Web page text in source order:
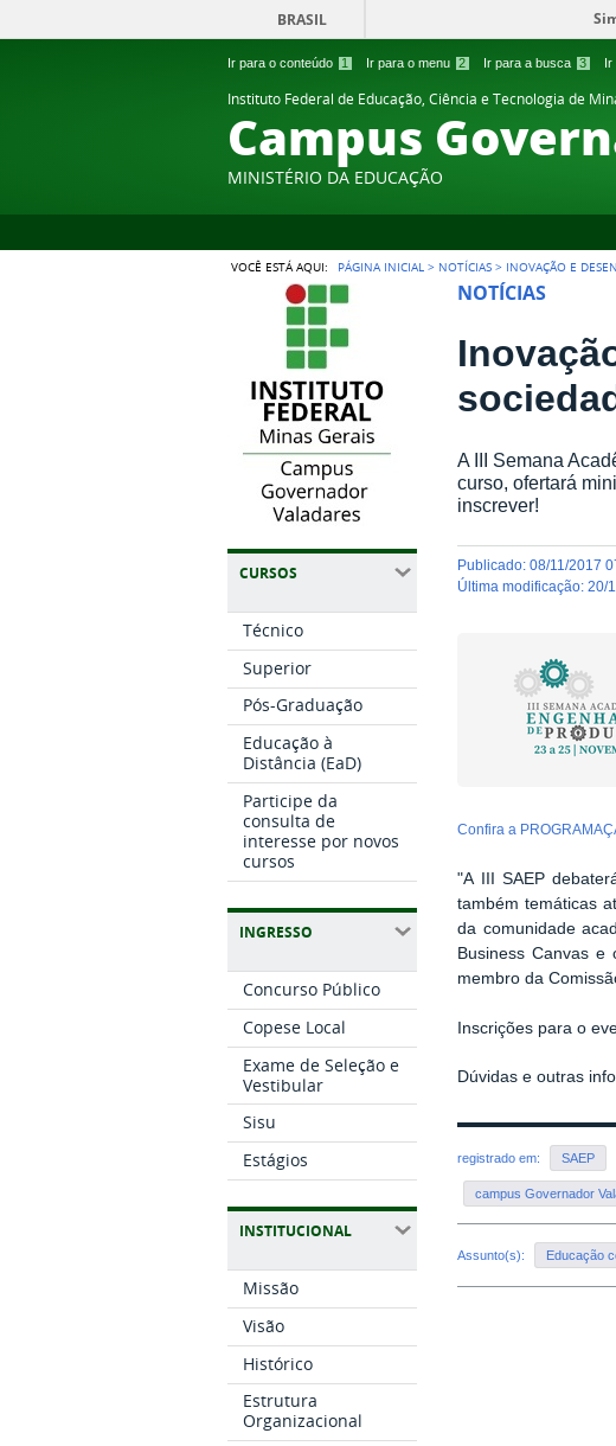
Ir para o conteúdo 1 Ir para o menu 2 Ir para a busca 3 Ir
BRASIL
Instituto Federal de Educação, Ciência e Tecnologia de
Campus
MINISTÉRIO DA EDUCAÇÃO
VOCÊ ESTÁ AQUI: PÁGINA INICIAL > NOTÍCIAS > INOVAÇÃO E
CURSOS
Técnico
Superior
Pós-Graduação
Educação à
Distância (EaD)
Participe da
consulta de
interesse por novos
cursos
INGRESSO
Concurso Público
Copese Local
Exame de Seleção e
Vestibular
Sisu
Estágios
INSTITUCIONAL
Missão
Visão
Histórico
Estrutura
Organizacional
NOTÍCIAS
A III Semana
curso, ofertará
inscrever!
publicado:08/11/2017
última modificação:20/
Confira a
"A III SAEP
também temáticas
da comunidade
Business Canvas e
membro da
Inscrições para o
Dúvidas e outras
registrado em: SAEP
campus Governador
Assunto(s): Educação